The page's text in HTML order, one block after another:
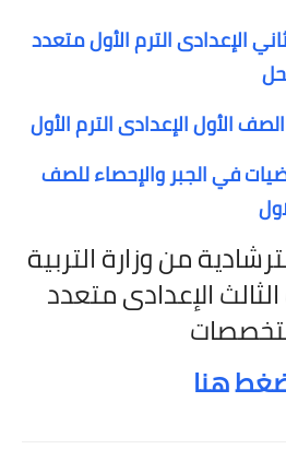
الإعدادى الترم الأول متعدد
الأول الإعدادى الترم الأول
في الجبر والإحصاء للصف
من وزارة التربية
الإعدادى متعدد
هنا